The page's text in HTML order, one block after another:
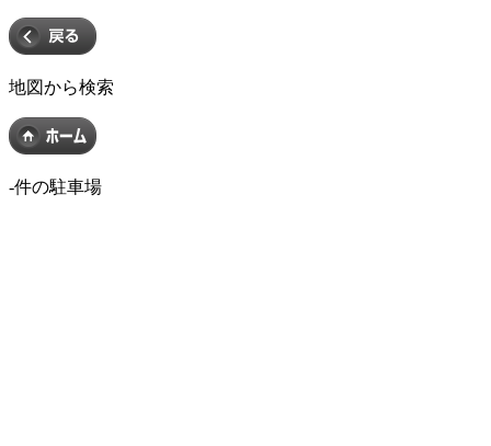
地図から検索
-件の駐車場